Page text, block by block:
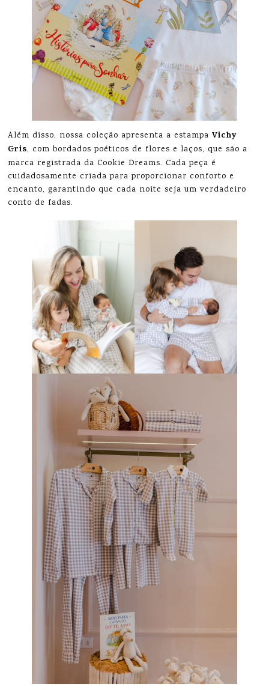
Além disso, nossa coleção apresenta a estampaVichy
Gris, com bordados poéticos de flores e laços, que são a
marca registrada da Cookie Dreams. Cada peça é
cuidadosamente criada para proporcionar conforto e
encanto, garantindo que cada noite seja um verdadeiro
conto de fadas.